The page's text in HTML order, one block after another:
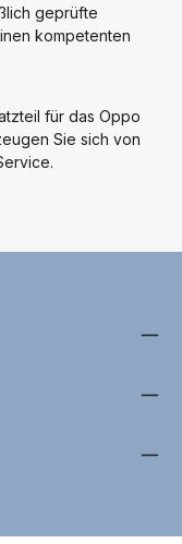
geprüfte
kompetenten
für das Oppo
Sie sich von